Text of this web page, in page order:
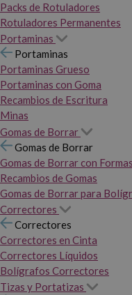
Packs de Rotuladores
Rotuladores Permanentes
Portaminas
Portaminas
Portaminas Grueso
Portaminas con Goma
Recambios de Escritura
Minas
Gomas de Borrar
Gomas de Borrar
Gomas de Borrar con Formas
Recambios de Gomas
Gomas de Borrar para
Correctores
Correctores
Correctores en Cinta
Correctores Líquidos
Bolígrafos Correctores
Tizas y Portatizas